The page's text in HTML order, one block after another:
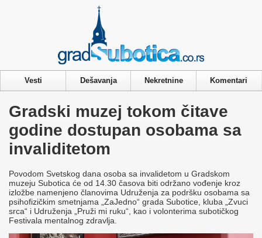
Vesti Dešavanja Nekretnine Komentari
Gradski muzej tokom čitave
godine dostupan osobama sa
invaliditetom
Povodom Svetskog dana osoba sa invalidetom u Gradskom
muzeju Subotica će od 14.30 časova biti održano vođenje kroz
izložbe namenjeno članovima Udruženja za podršku osobama sa
psihofizičkim smetnjama „ZaJedno“ grada Subotice, kluba „Zvuci
srca“ i Udruženja „Pruži mi ruku“, kao i volonterima subotičkog
Festivala mentalnog zdravlja.
Privacy & Cookies Policy